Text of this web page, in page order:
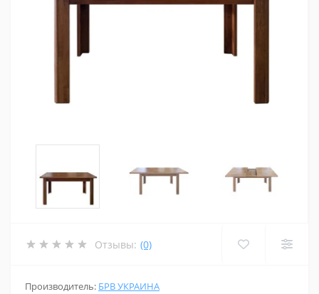
Отзывы: (0)
Производитель: БРВ УКРАИНА